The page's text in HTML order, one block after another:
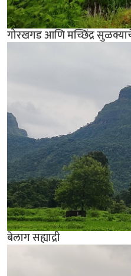
गोरखगड आणि मच्छिंद्र
बेलाग सह्याद्री